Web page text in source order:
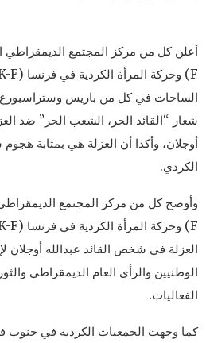
شعار “القائد الحر، الشعب الحر” ضد
أوجلان، وأكدا أن العزلة هي بمثابة
الكردي.
العزلة في شخص القائد عبدالله أوجلان
الوطنيين والرأي العام الديمقراطي
الفعاليات.
كما وجهت الجمعيات الكردية في جنوب